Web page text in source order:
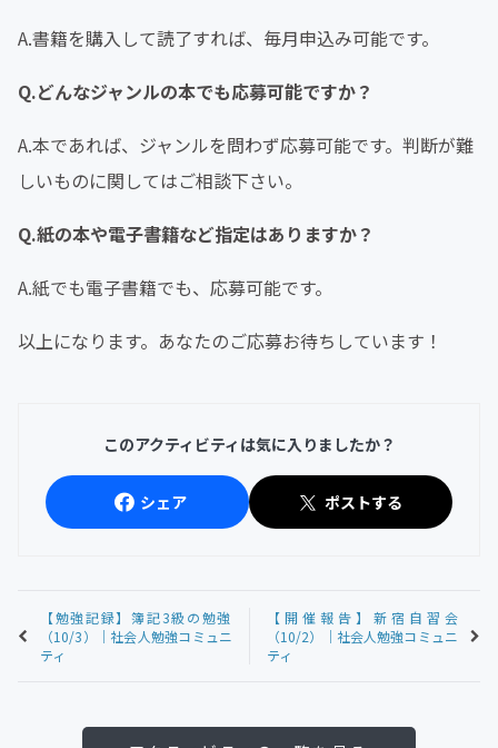
A.書籍を購入して読了すれば、毎月申込み可能です。
Q.どんなジャンルの本でも応募可能ですか？
A.本であれば、ジャンルを問わず応募可能です。判断が難
しいものに関してはご相談下さい。
Q.紙の本や電子書籍など指定はありますか？
A.紙でも電子書籍でも、応募可能です。
以上になります。あなたのご応募お待ちしています！
このアクティビティは気に入りましたか？
シェア ポストする
【勉強記録】簿記3級の勉強
（10/3）｜社会人勉強コミュニ
ティ
【開催報告】新宿自習会
（10/2）｜社会人勉強コミュニ
ティ